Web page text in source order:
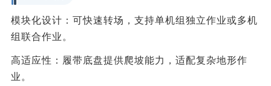
‌模块化设计‌：可快速转场，支持单机组独立作业或多机
组联合作业。
‌高适应性‌：履带底盘提供爬坡能力，适配复杂地形作
业。